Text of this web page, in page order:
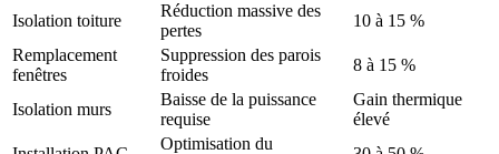
Isolation toiture
Réduction massive des
pertes
10 à 15 %
Remplacement
fenêtres
Suppression des parois
froides
8 à 15 %
Isolation murs
Baisse de la puissance
requise
Gain thermique
élevé
Optimisation du